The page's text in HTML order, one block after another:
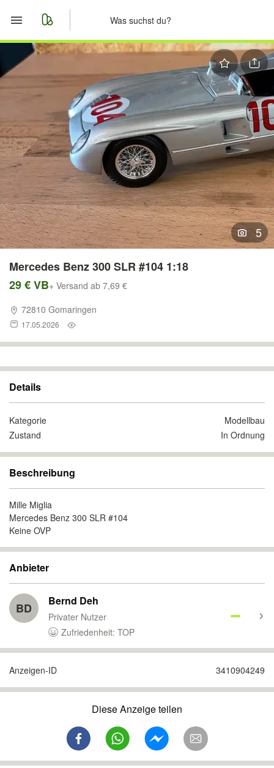
Start
Merkliste
Nachrichten
Anzeige aufgeben
5
Mercedes Benz 300 SLR #104 1:18
29 € VB+ Versand ab 7,69 €
72810 Gomaringen
17.05.2026
Details
Kategorie
Modellbau
Zustand
In Ordnung
Beschreibung
Mille Miglia
Mercedes Benz 300 SLR #104
Keine OVP
Anbieter
BD Bernd Deh
Privater Nutzer
Zufriedenheit: TOP
Anzeigen-ID 3410904249
Diese Anzeige teilen